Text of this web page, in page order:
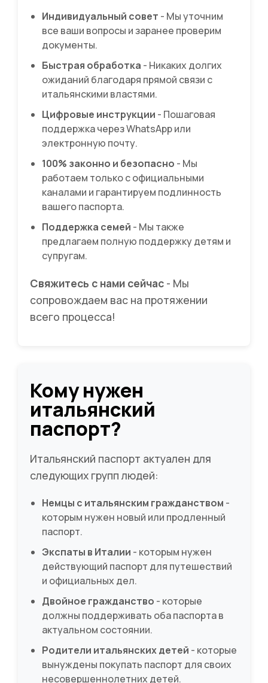
Индивидуальный совет - Мы уточним
все ваши вопросы и заранее проверим
документы.
Быстрая обработка - Никаких долгих
ожиданий благодаря прямой связи с
итальянскими властями.
Цифровые инструкции - Пошаговая
поддержка через WhatsApp или
электронную почту.
100% законно и безопасно - Мы
работаем только с официальными
каналами и гарантируем подлинность
вашего паспорта.
Поддержка семей - Мы также
предлагаем полную поддержку детям и
супругам.
Свяжитесь с нами сейчас - Мы
сопровождаем вас на протяжении
всего процесса!
Кому нужен
итальянский
паспорт?
Итальянский паспорт актуален для
следующих групп людей:
Немцы с итальянским гражданством -
которым нужен новый или продленный
паспорт.
Экспаты в Италии - которым нужен
действующий паспорт для путешествий
и официальных дел.
Двойное гражданство - которые
должны поддерживать оба паспорта в
актуальном состоянии.
Родители итальянских детей - которые
вынуждены покупать паспорт для своих
несовершеннолетних детей.